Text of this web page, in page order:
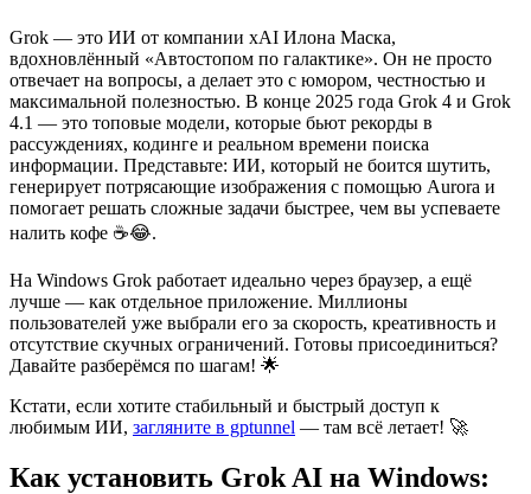
Grok — это ИИ от компании xAI Илона Маска,
вдохновлённый «Автостопом по галактике». Он не просто
отвечает на вопросы, а делает это с юмором, честностью и
максимальной полезностью. В конце 2025 года Grok 4 и Grok
4.1 — это топовые модели, которые бьют рекорды в
рассуждениях, кодинге и реальном времени поиска
информации. Представьте: ИИ, который не боится шутить,
генерирует потрясающие изображения с помощью Aurora и
помогает решать сложные задачи быстрее, чем вы успеваете
налить кофе ☕😂.
На Windows Grok работает идеально через браузер, а ещё
лучше — как отдельное приложение. Миллионы
пользователей уже выбрали его за скорость, креативность и
отсутствие скучных ограничений. Готовы присоединиться?
Давайте разберёмся по шагам! 🌟
Кстати, если хотите стабильный и быстрый доступ к
любимым ИИ, загляните в gptunnel — там всё летает! 🚀
Как установить Grok AI на Windows: